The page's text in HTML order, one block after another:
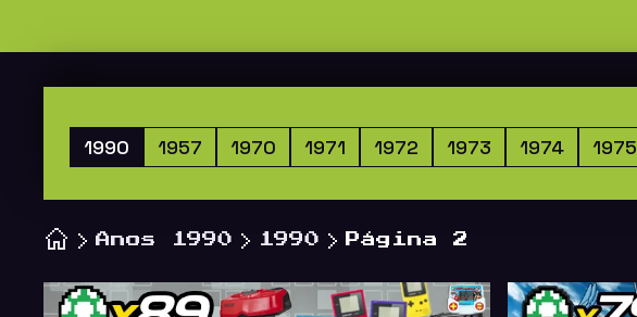
1957 1970 1971 1972 1973 1974 1975
1990
Anos 1990 1990 Página 2